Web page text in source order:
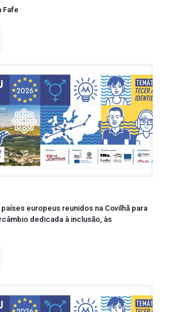
Fafe
europeus reunidos na Covilhã para
dedicada à inclusão, às